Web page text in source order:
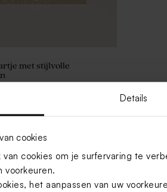
Details
cookies
cookies om je surfervaring te
voorkeuren.
het aanpassen van uw
met stijlvolle